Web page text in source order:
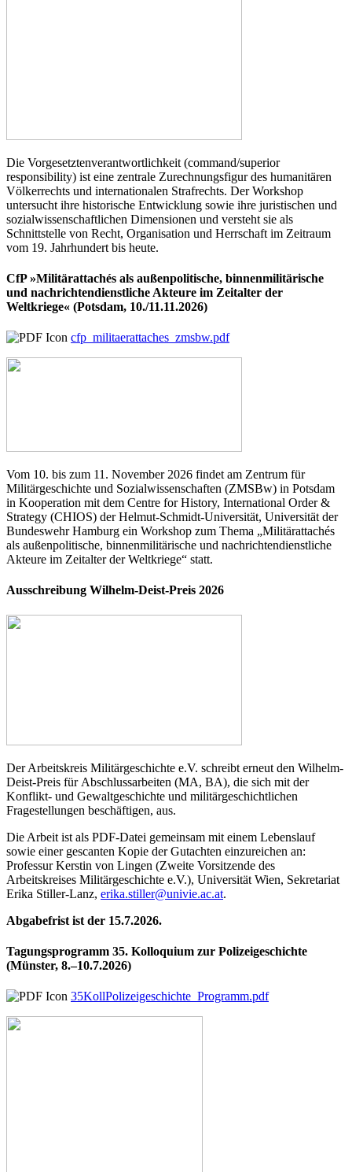
Die Vorgesetztenverantwortlichkeit (command/superior
responsibility) ist eine zentrale Zurechnungsfigur des humanitären
Völkerrechts und internationalen Strafrechts. Der Workshop
untersucht ihre historische Entwicklung sowie ihre juristischen und
sozialwissenschaftlichen Dimensionen und versteht sie als
Schnittstelle von Recht, Organisation und Herrschaft im Zeitraum
vom 19. Jahrhundert bis heute.
CfP »Militärattachés als außenpolitische, binnenmilitärische
und nachrichtendienstliche Akteure im Zeitalter der
Weltkriege« (Potsdam, 10./11.11.2026)
cfp_militaerattaches_zmsbw.pdf
Vom 10. bis zum 11. November 2026 findet am Zentrum für
Militärgeschichte und Sozialwissenschaften (ZMSBw) in Potsdam
in Kooperation mit dem Centre for History, International Order &
Strategy (CHIOS) der Helmut-Schmidt-Universität, Universität der
Bundeswehr Hamburg ein Workshop zum Thema „Militärattachés
als außenpolitische, binnenmilitärische und nachrichtendienstliche
Akteure im Zeitalter der Weltkriege“ statt.
Ausschreibung Wilhelm-Deist-Preis 2026
Der Arbeitskreis Militärgeschichte e.V. schreibt erneut den Wilhelm-
Deist-Preis für Abschlussarbeiten (MA, BA), die sich mit der
Konflikt- und Gewaltgeschichte und militärgeschichtlichen
Fragestellungen beschäftigen, aus.
Die Arbeit ist als PDF-Datei gemeinsam mit einem Lebenslauf
sowie einer gescanten Kopie der Gutachten einzureichen an:
Professur Kerstin von Lingen (Zweite Vorsitzende des
Arbeitskreises Militärgeschichte e.V.), Universität Wien, Sekretariat
Erika Stiller-Lanz, erika.stiller@univie.ac.at.
Abgabefrist ist der 15.7.2026.
Tagungsprogramm 35. Kolloquium zur Polizeigeschichte
(Münster, 8.–10.7.2026)
35KollPolizeigeschichte_Programm.pdf